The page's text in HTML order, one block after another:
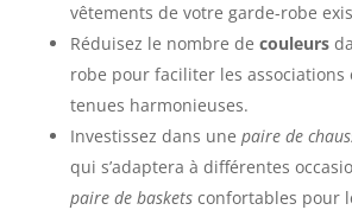
vêtements de votre garde-robe
Réduisez le nombre de couleurs
robe pour faciliter les associations
tenues harmonieuses.
Investissez dans une paire de
qui s’adaptera à différentes
paire de basketsconfortables pour